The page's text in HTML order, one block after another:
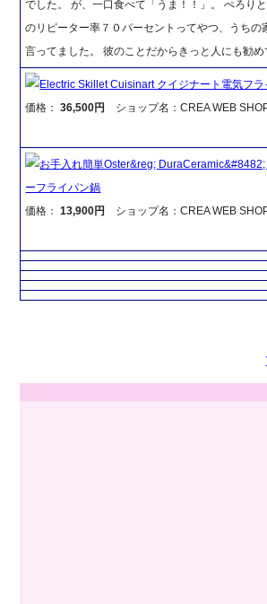
でした。 が、一口食べて「うま！！」。 ぺろり
のリピーター率７０パーセントってやつ、うちの
言ってました。 彼のことだからきっと人にも勧め
Electric Skillet Cuisinart クイジナート電気フラ
価格：36,500円 ショップ名：CREA WEB
お手入れ簡単Oster&reg; DuraCeramic&#8482;
ーフライパン鍋
価格：13,900円 ショップ名：CREA WEB